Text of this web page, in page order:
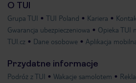
O TUI
Grupa TUI TUI Poland Kariera
Gwarancja ubezpieczeniowa
Opieka TUI
TUI.cz
Dane osobowe Aplikacja
Przydatne informacje
Podróż z TUI Wakacje samolotem